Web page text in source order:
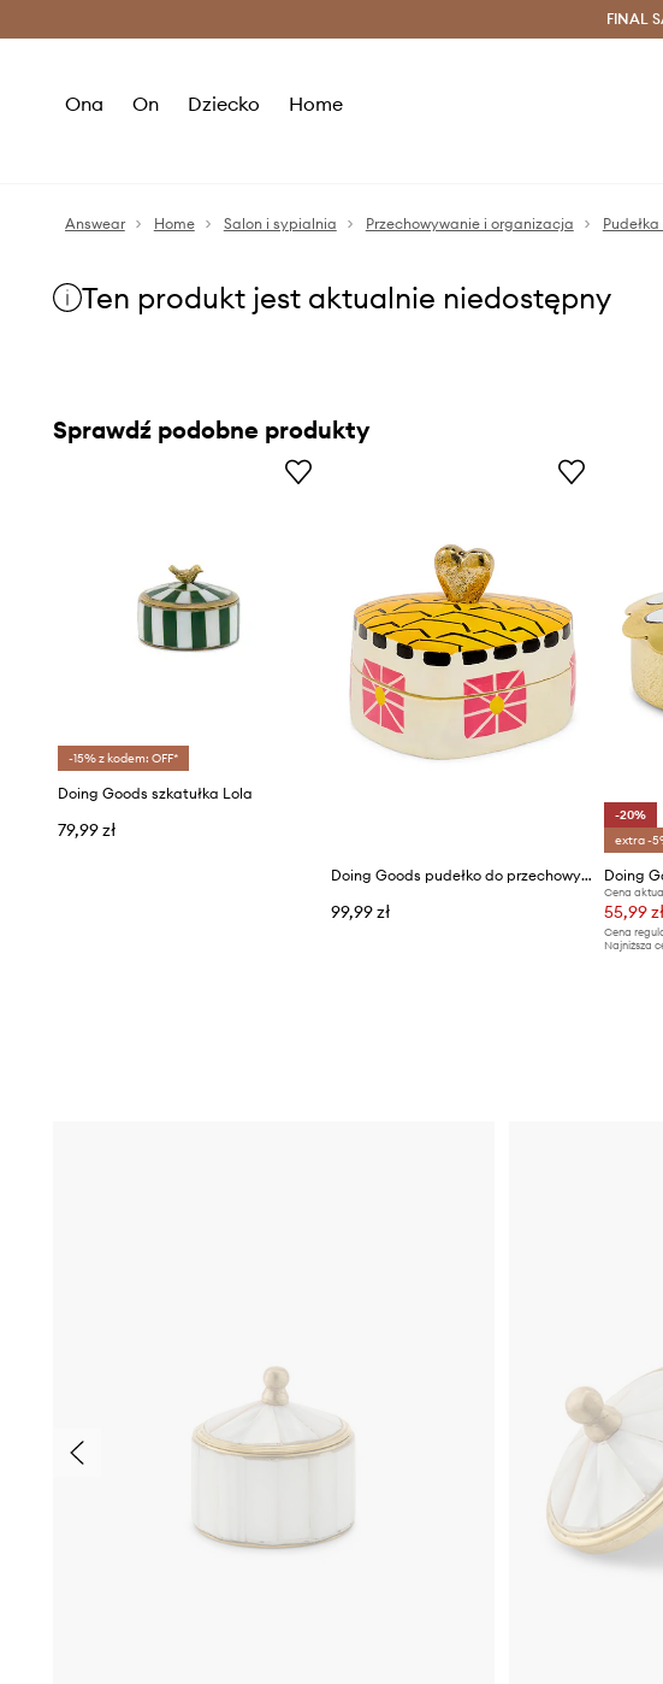
Oszczędzaj zFINAL
Ona On Dziecko Home
Answear Home Salon i sypialnia Przechowywanie i organizacja
Ten produkt jest aktualnie niedostępny
Sprawdź podobne produkty
-15% z kodem: OFF*
Doing Goods szkatułka Lola
79,99 zł
Doing Goods pudełko do przechowywania 8 x 8 x 3,5 cm
99,99 zł
-20%
extra -
Cena
55,99 zł
Cena
Najniższa